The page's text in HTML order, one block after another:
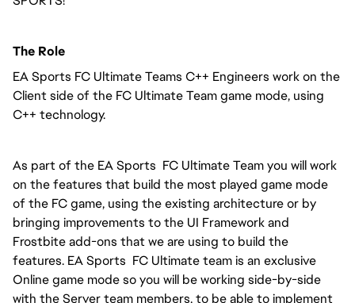
The Role
EA Sports FC Ultimate Teams C++ Engineers work on the
Client side of the FC Ultimate Team game mode, using
C++ technology.
As part of the EA Sports FC Ultimate Team you will work
on the features that build the most played game mode
of the FC game, using the existing architecture or by
bringing improvements to the UI Framework and
Frostbite add-ons that we are using to build the
features. EA Sports FC Ultimate team is an exclusive
Online game mode so you will be working side-by-side
with the Server team members, to be able to implement